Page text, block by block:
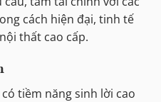
cách hiện đại, tinh tế
thất cao cấp.
tiềm năng sinh lời cao